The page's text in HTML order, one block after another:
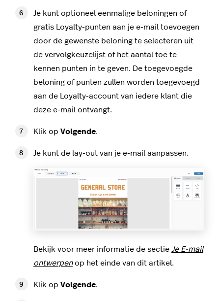
Je kunt optioneel eenmalige beloningen of
gratis Loyalty-punten aan je e-mail toevoegen
door de gewenste beloning te selecteren uit
de vervolgkeuzelijst of het aantal toe te
kennen punten in te geven. De toegevoegde
beloning of punten zullen worden toegevoegd
aan de Loyalty-account van iedere klant die
deze e-mail ontvangt.
Klik op Volgende.
Je kunt de lay-out van je e-mail aanpassen.
Bekijk voor meer informatie de sectie Je E-mail
ontwerpenop het einde van dit artikel.
Klik op Volgende.